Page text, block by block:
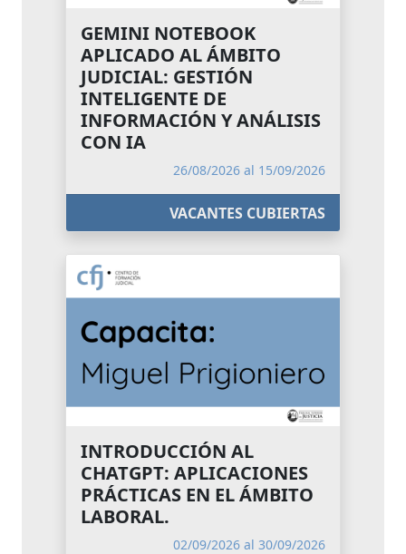
GEMINI NOTEBOOK
APLICADO AL ÁMBITO
JUDICIAL: GESTIÓN
INTELIGENTE DE
INFORMACIÓN Y ANÁLISIS
CON IA
26/08/2026 al 15/09/2026
VACANTES CUBIERTAS
INTRODUCCIÓN AL
CHATGPT: APLICACIONES
PRÁCTICAS EN EL ÁMBITO
LABORAL.
02/09/2026 al 30/09/2026